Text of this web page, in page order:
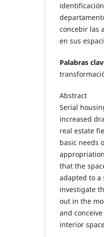
concebir las
en sus
Palabras
Abstract
Serial
increased
real estate
basic needs
that the
adapted to a
investigate
out in the
and
interior